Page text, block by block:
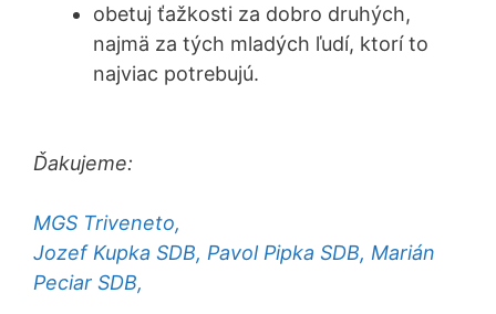
obetuj ťažkosti za dobro druhých,
najmä za tých mladých ľudí, ktorí to
najviac potrebujú.
Ďakujeme:
MGS Triveneto,
Jozef Kupka SDB, Pavol Pipka SDB, Marián
Peciar SDB,